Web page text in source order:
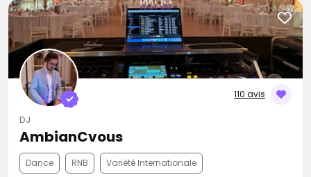
110 avis
DJ
AmbianCvous
Dance RNB Variété Internationale